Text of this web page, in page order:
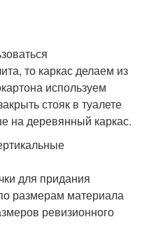
то каркас делаем из
используем
стояк в туалете
на деревянный каркас.
для придания
размерам материала
ревизионного